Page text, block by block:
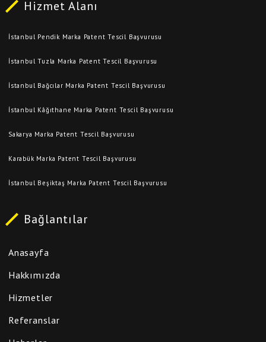
Hizmet Alanı
İstanbul Pendik Marka Patent Tescil Başvurusu
İstanbul Tuzla Marka Patent Tescil Başvurusu
İstanbul Bağcılar Marka Patent Tescil Başvurusu
İstanbul Kâğıthane Marka Patent Tescil Başvurusu
Sakarya Marka Patent Tescil Başvurusu
Karabük Marka Patent Tescil Başvurusu
İstanbul Beşiktaş Marka Patent Tescil Başvurusu
Bağlantılar
Anasayfa
Hakkımızda
Hizmetler
Referanslar